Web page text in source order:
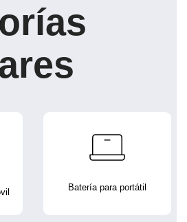
Batería para portátil